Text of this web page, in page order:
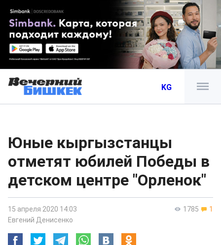
KG
Юные кыргызстанцы
отметят юбилей Победы в
детском центре "Орленок"
1785 1
15 апреля 2020 14:03
Евгений Денисенко